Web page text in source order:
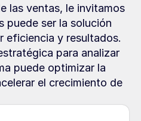
las ventas, le invitamos
puede ser la solución
eficiencia y resultados.
para analizar
puede optimizar la
el crecimiento de